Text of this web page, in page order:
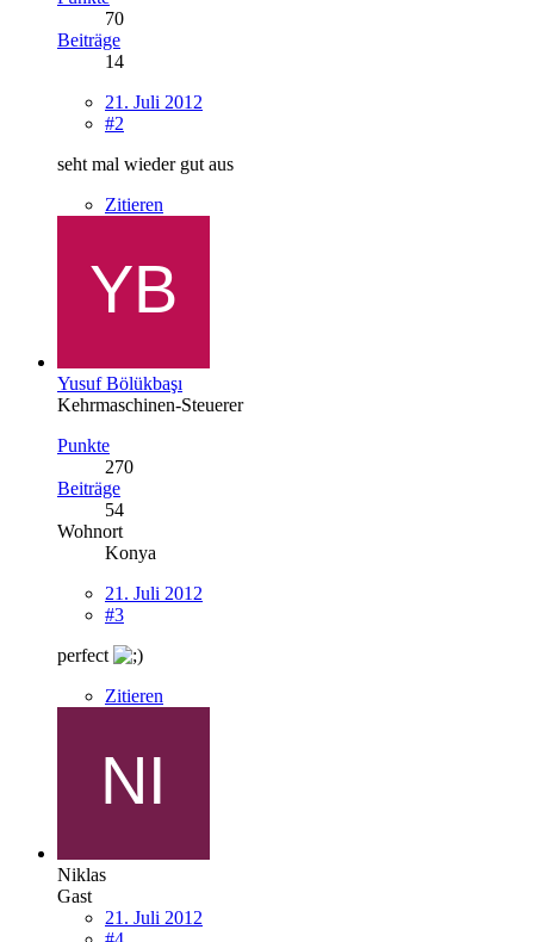
70
Beiträge
14
21. Juli 2012
#2
seht mal wieder gut aus
Zitieren
Yusuf Bölükbaşı
Kehrmaschinen-Steuerer
Punkte
270
Beiträge
54
Wohnort
Konya
21. Juli 2012
#3
perfect
Zitieren
Niklas
Gast
21. Juli 2012